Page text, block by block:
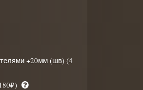
+20мм (шв) (4